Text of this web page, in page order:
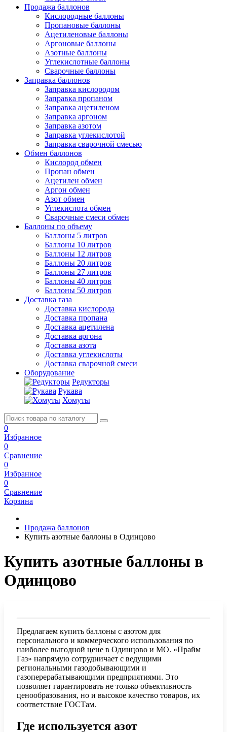
Продажа баллонов
Кислородные баллоны
Пропановые баллоны
Ацетиленовые баллоны
Аргоновые баллоны
Азотные баллоны
Углекислотные баллоны
Сварочные баллоны
Заправка баллонов
Заправка кислородом
Заправка пропаном
Заправка ацетиленом
Заправка аргоном
Заправка азотом
Заправка углекислотой
Заправка сварочной смесью
Обмен баллонов
Кислород обмен
Пропан обмен
Ацетилен обмен
Аргон обмен
Азот обмен
Углекислота обмен
Сварочные смеси обмен
Баллоны по объему
Баллоны 5 литров
Баллоны 10 литров
Баллоны 12 литров
Баллоны 20 литров
Баллоны 27 литров
Баллоны 40 литров
Баллоны 50 литров
Доставка газа
Доставка кислорода
Доставка пропана
Доставка ацетилена
Доставка аргона
Доставка азота
Доставка углекислоты
Доставка сварочной смеси
Оборудование
Редукторы
Рукава
Хомуты
0
Избранное
0
Сравнение
0
Избранное
0
Сравнение
Корзина
Продажа баллонов
Купить азотные баллоны в Одинцово
Купить азотные баллоны в
Одинцово
Предлагаем купить баллоны с азотом для
персонального и коммерческого использования по
наиболее выгодной цене в Одинцово и МО. «Прайм
Газ» напрямую сотрудничает с ведущими
региональными газодобывающими и
газоперерабатывающими предприятиями. Это
позволяет гарантировать не только объективность
ценообразования, но и высокое качество товаров, их
соответствие ГОСТам.
Где используется азот